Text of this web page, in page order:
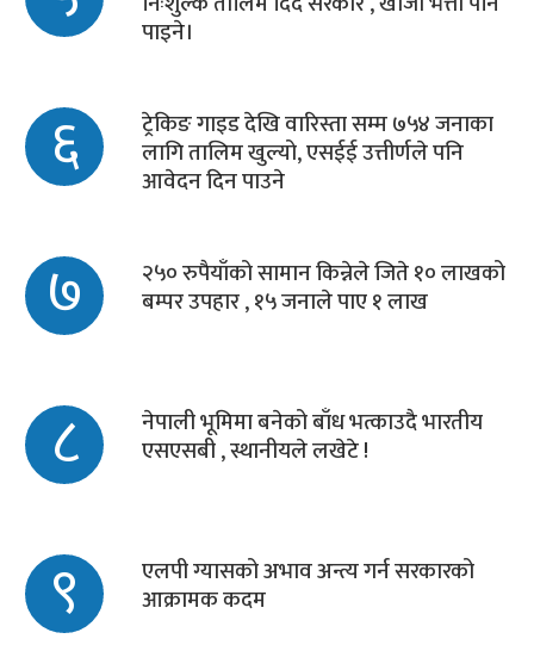
पाइने।
६ ट्रेकिङ गाइड देखि वारिस्ता सम्म ७५४ जनाका
लागि तालिम खुल्यो, एसईई उत्तीर्णले पनि
आवेदन दिन पाउने
७ २५० रुपैयाँको सामान किन्नेले जिते १० लाखको
बम्पर उपहार , १५ जनाले पाए १ लाख
८ नेपाली भूमिमा बनेको बाँध भत्काउदै भारतीय
एसएसबी , स्थानीयले लखेटे !
९ एलपी ग्यासको अभाव अन्त्य गर्न सरकारको
आक्रामक कदम